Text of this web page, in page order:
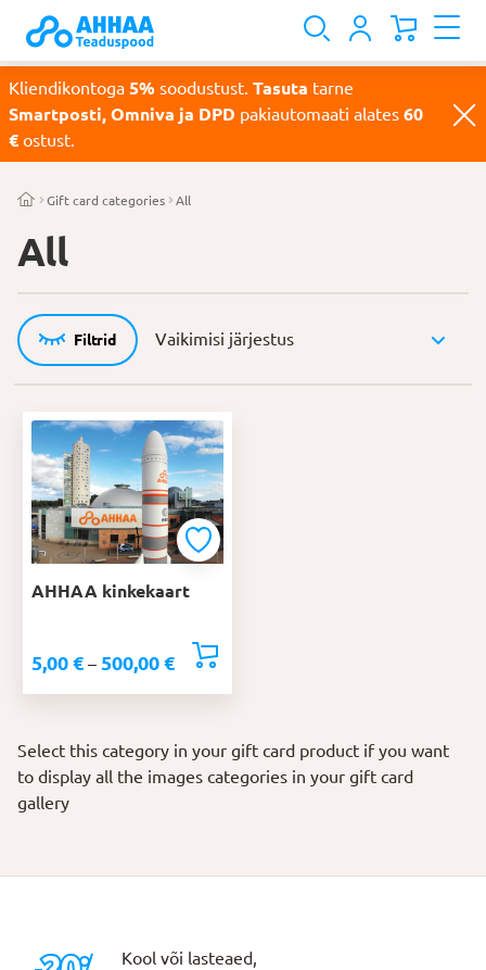
Kliendikontoga 5% soodustust. Tasuta tarne
Smartposti, Omniva ja DPD pakiautomaati alates 60
€ ostust.
Gift card categories All
All
Filtrid
AHHAA kinkekaart
5,00 € – 500,00 €
Select this category in your gift card product if you want
to display all the images categories in your gift card
gallery
Kool või lasteaed,